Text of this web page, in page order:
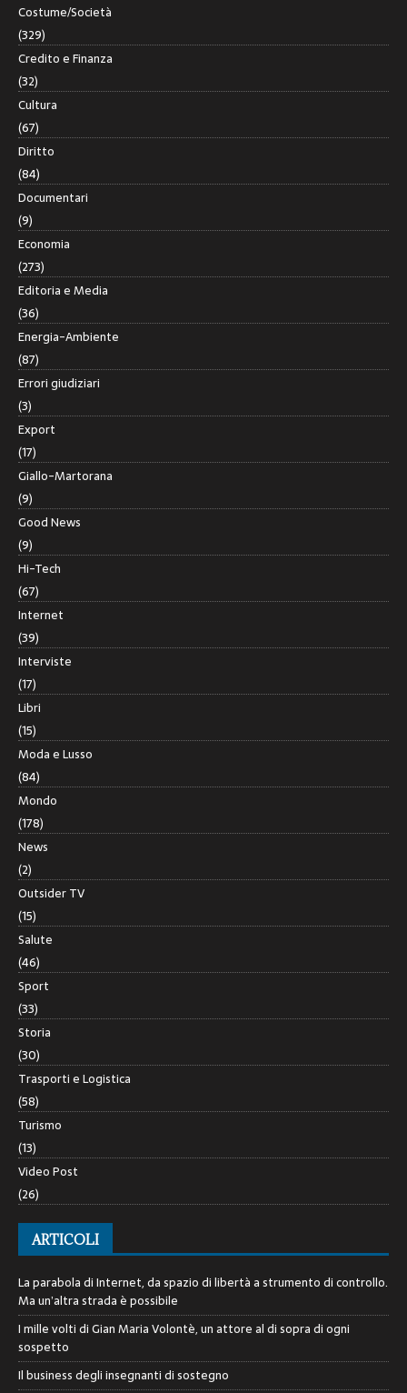
Costume/Società
(329)
Credito e Finanza
(32)
Cultura
(67)
Diritto
(84)
Documentari
(9)
Economia
(273)
Editoria e Media
(36)
Energia-Ambiente
(87)
Errori giudiziari
(3)
Export
(17)
Giallo-Martorana
(9)
Good News
(9)
Hi-Tech
(67)
Internet
(39)
Interviste
(17)
Libri
(15)
Moda e Lusso
(84)
Mondo
(178)
News
(2)
Outsider TV
(15)
Salute
(46)
Sport
(33)
Storia
(30)
Trasporti e Logistica
(58)
Turismo
(13)
Video Post
(26)
ARTICOLI
La parabola di Internet, da spazio di libertà a strumento di controllo.
Ma un’altra strada è possibile
I mille volti di Gian Maria Volontè, un attore al di sopra di ogni
sospetto
Il business degli insegnanti di sostegno